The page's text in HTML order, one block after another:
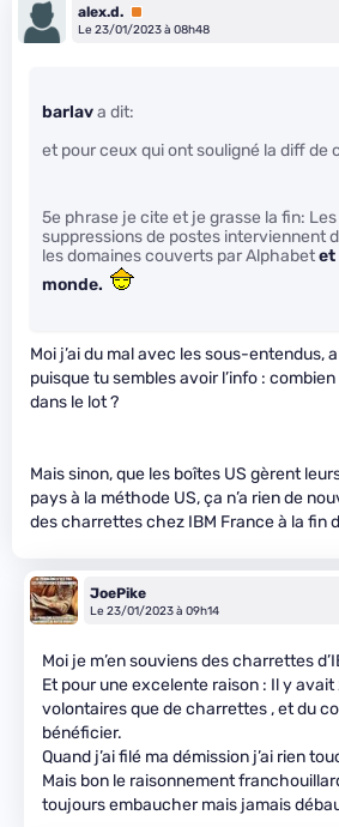
alex.d. Premium
Le 23/01/2023 à 08h48
barlava dit:
et pour ceux qui ont souligné la diff de
5e phrase je cite et je grasse la fin:
suppressions de postes interviennent
les domaines couverts par Alphabetet
monde.
Moi j’ai du mal avec les sous-entendus,
puisque tu sembles avoir l’info :
dans le lot ?
Mais sinon, que les boîtes US gèrent
pays à la méthode US, ça n’a rien de
des charrettes chez IBM France à la fin
JoePike
Le 23/01/2023 à 09h14
Moi je m’en souviens des charrettes
Et pour une excelente raison : Il y avait
volontaires que de charrettes , et du
bénéficier.
Quand j’ai filé ma démission j’ai rien
Mais bon le raisonnement
toujours embaucher mais jamais